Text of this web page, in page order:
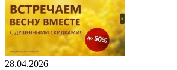
28.04.2026